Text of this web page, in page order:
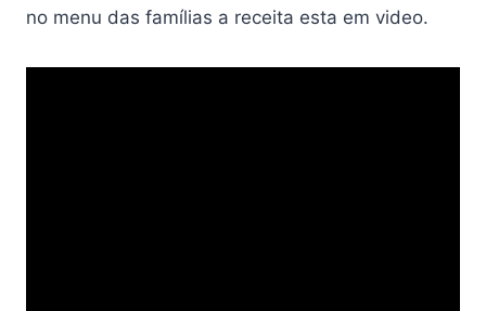
no menu das famílias a receita esta em video.